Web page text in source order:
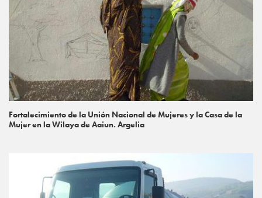
Fortalecimiento de la Unión Nacional de Mujeres y la Casa de la
Mujer en la Wilaya de Aaiun. Argelia